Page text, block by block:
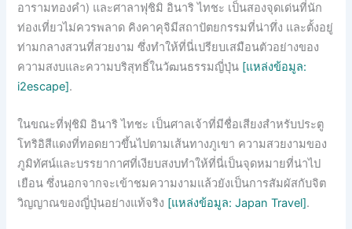
อารามทองคำ) และศาลาฟุชิมิ อินาริ ไทชะ เป็นสองจุดเด่นที่นัก
ท่องเที่ยวไม่ควรพลาด คิงคาคุจิมีสถาปัตยกรรมที่น่าทึ่ง และตั้งอยู่
ท่ามกลางสวนที่สวยงาม ซึ่งทำให้ที่นี่เปรียบเสมือนตัวอย่างของ
ความสงบและความบริสุทธิ์ในวัฒนธรรมญี่ปุ่น [แหล่งข้อมูล:
i2escape].
ในขณะที่ฟุชิมิ อินาริ ไทชะ เป็นศาลเจ้าที่มีชื่อเสียงสำหรับประตู
โทริอิสีแดงที่ทอดยาวขึ้นไปตามเส้นทางภูเขา ความสวยงามของ
ภูมิทัศน์และบรรยากาศที่เงียบสงบทำให้ที่นี่เป็นจุดหมายที่น่าไป
เยือน ซึ่งนอกจากจะเข้าชมความงามแล้วยังเป็นการสัมผัสกับจิต
วิญญาณของญี่ปุ่นอย่างแท้จริง [แหล่งข้อมูล: Japan Travel].